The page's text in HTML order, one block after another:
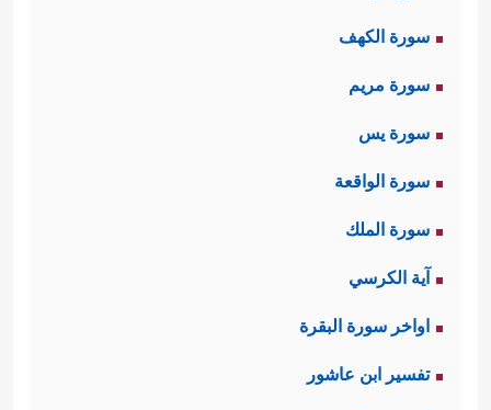
سورة الكهف
سورة مريم
سورة يس
سورة الواقعة
سورة الملك
آية الكرسي
اواخر سورة البقرة
تفسير ابن عاشور